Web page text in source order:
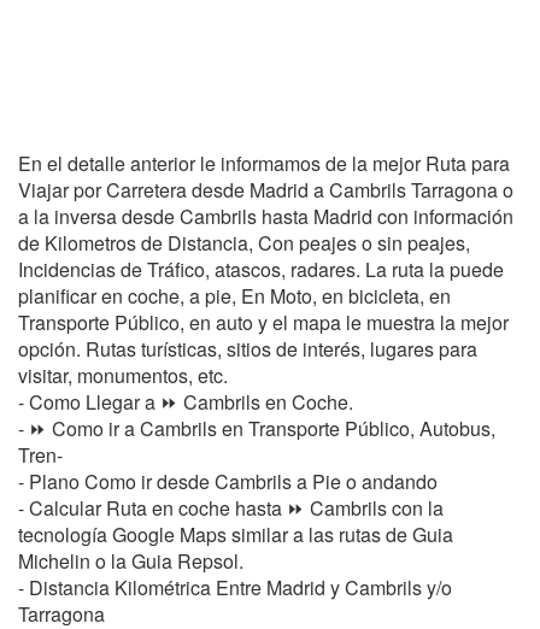
En el detalle anterior le informamos de la mejor Ruta para
Viajar por Carretera desde Madrid a Cambrils Tarragona o
a la inversa desde Cambrils hasta Madrid con información
de Kilometros de Distancia, Con peajes o sin peajes,
Incidencias de Tráfico, atascos, radares. La ruta la puede
planificar en coche, a pie, En Moto, en bicicleta, en
Transporte Público, en auto y el mapa le muestra la mejor
opción. Rutas turísticas, sitios de interés, lugares para
visitar, monumentos, etc.
- Como Llegar a ⏩ Cambrils en Coche.
- ⏩ Como ir a Cambrils en Transporte Público, Autobus,
Tren-
- Plano Como ir desde Cambrils a Pie o andando
- Calcular Ruta en coche hasta ⏩ Cambrils con la
tecnología Google Maps similar a las rutas de Guia
Michelin o la Guia Repsol.
- Distancia Kilométrica Entre Madrid y Cambrils y/o
Tarragona